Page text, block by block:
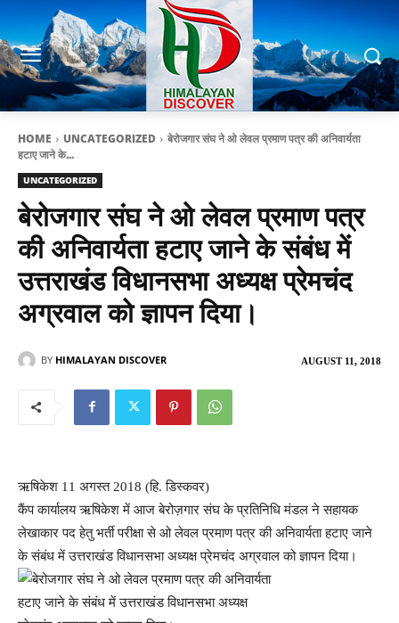
HOME UNCATEGORIZED
बेरोजगार संघ ने ओ लेवल प्रमाण पत्र की अनिवार्यता
हटाए जाने के...
UNCATEGORIZED
बेरोजगार संघ ने ओ लेवल प्रमाण पत्र
की अनिवार्यता हटाए जाने के संबंध में
उत्तराखंड विधानसभा अध्यक्ष प्रेमचंद
अग्रवाल को ज्ञापन दिया।
AUGUST 11, 2018
BY HIMALAYAN DISCOVER
ऋषिकेश 11 अगस्त 2018 (हि. डिस्कवर)
कैंप कार्यालय ऋषिकेश में आज बेरोज़गार संघ के प्रतिनिधि मंडल ने सहायक
लेखाकार पद हेतु भर्ती परीक्षा से ओ लेवल प्रमाण पत्र की अनिवार्यता हटाए जाने
के संबंध में उत्तराखंड विधानसभा अध्यक्ष प्रेमचंद अग्रवाल को ज्ञापन दिया।